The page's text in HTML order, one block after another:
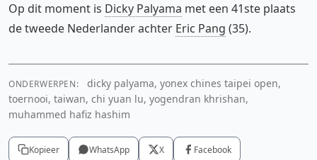
Op dit moment is Dicky Palyama met een 41ste plaats
de tweede Nederlander achter Eric Pang (35).
ONDERWERPEN:
dicky palyama, yonex chines taipei open,
toernooi, taiwan, chi yuan lu, yogendran khrishan,
muhammed hafiz hashim
Kopieer WhatsApp X Facebook